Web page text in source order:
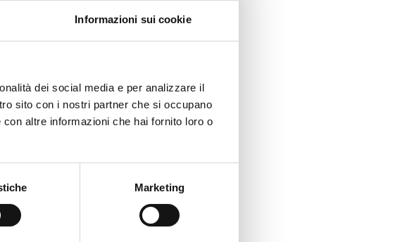
Informazioni sui cookie
dei social media e per analizzare il
sito con i nostri partner che si occupano
altre informazioni che hai fornito loro o
Marketing